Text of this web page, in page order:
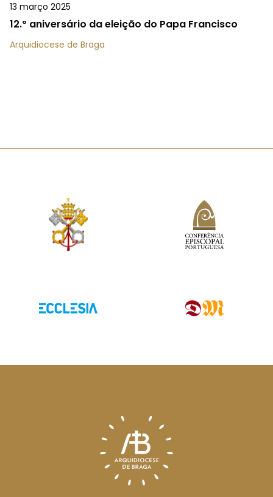
13 março 2025
12.º aniversário da eleição do Papa Francisco
Arquidiocese de Braga